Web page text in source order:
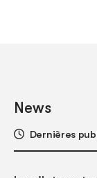
News
Dernières